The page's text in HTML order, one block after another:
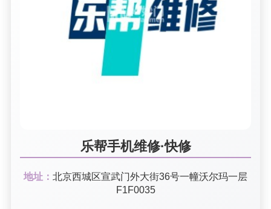
乐帮手机维修·快修
地址： 北京西城区宣武门外大街36号一幢沃尔玛一层
F1F0035